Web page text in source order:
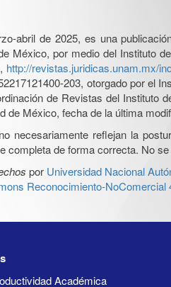
abril de 2025, es una
México, por medio del Instituto
http://revistas.juridicas.unam.mx/
203, otorgado por el
de Revistas del
de México, fecha de la última
necesariamente reflejan la
completa de forma correcta. No
por Universidad Nacional
Reconocimiento-NoComercial
Académica